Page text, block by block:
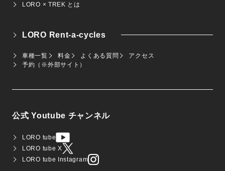
LORO × TREK とは
LORO Rent-a-cycles
車種一覧 料金 よくある質問
アクセス
予約（※外部サイト）
公式 Youtube チャンネル
LORO tube
LORO tube X
LORO tube Instagram